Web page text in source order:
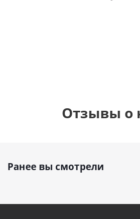
Отзывы о
Ранее вы смотрели